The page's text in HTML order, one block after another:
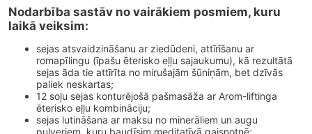
Nodarbība sastāv no vairākiem posmiem, kuru
laikā veiksim:
sejas atsvaidzināšanu ar ziedūdeni, attīrīšanu ar
romapīlingu (īpašu ēterisko eļļu sajaukumu), kā rezultātā
sejas āda tie attīrīta no mirušajām šūniņām, bet dzīvās
paliek neskartas;
12 soļu sejas konturējošā pašmasāža ar Arom-liftinga
ēterisko eļļu kombināciju;
sejas lutināšana ar maksu no minerāliem un augu
pulveriem, kuru baudīsim meditatīvā gaisnotnē;